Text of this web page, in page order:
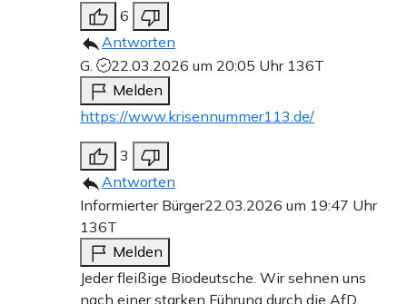
6
Antworten
G.
22.03.2026 um 20:05 Uhr 136T
Melden
https://www.krisennummer113.de/
3
Antworten
Informierter Bürger22.03.2026 um 19:47 Uhr
136T
Melden
Jeder fleißige Biodeutsche. Wir sehnen uns
nach einer starken Führung durch die AfD.